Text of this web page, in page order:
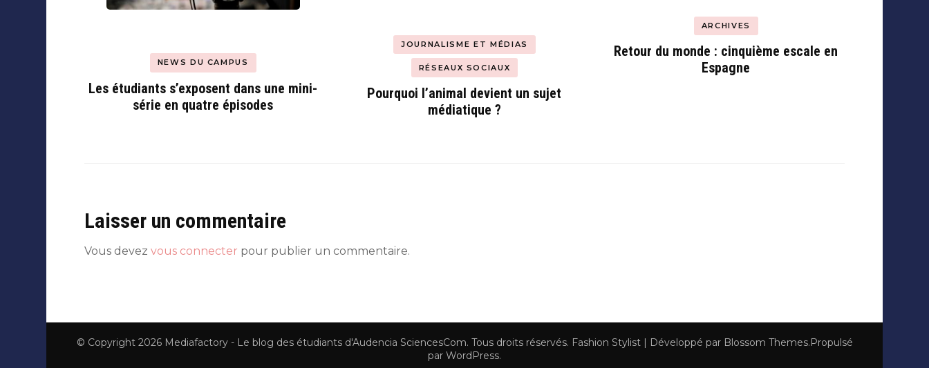
NEWS DU CAMPUS
Les étudiants s’exposent dans une mini-
série en quatre épisodes
JOURNALISME ET MÉDIAS
RÉSEAUX SOCIAUX
Pourquoi l’animal devient un sujet
médiatique ?
ARCHIVES
Retour du monde : cinquième escale en
Espagne
Laisser un commentaire
Vous devez vous connecter pour publier un commentaire.
© Copyright 2026 Mediafactory - Le blog des étudiants d'Audencia SciencesCom. Tous droits réservés. Fashion Stylist | Développé par Blossom Themes.Propulsé
par WordPress.